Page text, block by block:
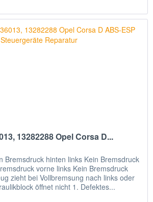
13282288 Opel Corsa D...
Bremsdruck hinten links Kein Bremsdruck
vorne links Kein Bremsdruck
zieht bei Vollbremsung nach links oder
öffnet nicht 1. Defektes...